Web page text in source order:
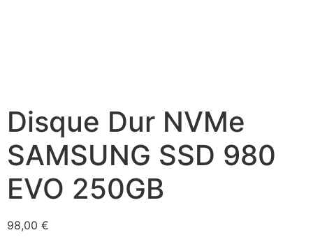
Disque Dur NVMe
SAMSUNG SSD 980
EVO 250GB
98,00 €